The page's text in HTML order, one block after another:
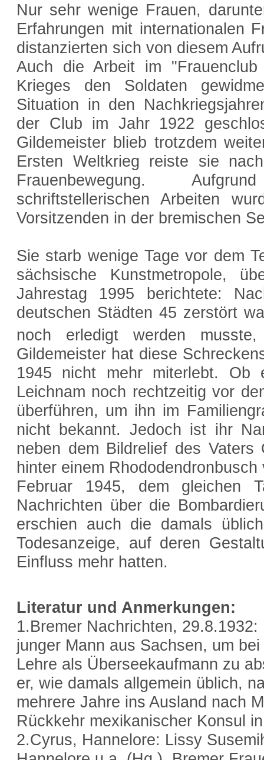
Nur sehr wenige Frauen,
Erfahrungen mit internationalen
distanzierten sich von diesem
Auch die Arbeit im
Krieges den Soldaten
Situation in den
der Club im Jahr 1922
Gildemeister blieb trotzdem
Ersten Weltkrieg reiste sie
Frauenbewegung.
schriftstellerischen Arbeiten
Vorsitzenden in der bremischen
Sie starb wenige Tage vor dem
sächsische Kunstmetropole,
Jahrestag 1995 berichtete:
deutschen Städten 45 zerstört
noch erledigt werden musste,
Gildemeister hat diese
1945 nicht mehr miterlebt. Ob
Leichnam noch rechtzeitig vor
überführen, um ihn im
nicht bekannt. Jedoch ist ihr
neben dem Bildrelief des
hinter einem
Februar 1945, dem gleichen
Nachrichten über die
erschien auch die damals
Todesanzeige, auf deren
Einfluss mehr hatten.
Literatur und Anmerkungen:
1.Bremer Nachrichten,
junger Mann aus Sachsen, um
Lehre als Überseekaufmann zu
er, wie damals allgemein üblich,
mehrere Jahre ins Ausland nach
Rückkehr mexikanischer Konsul
2.Cyrus, Hannelore: Lissy